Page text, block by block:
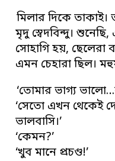
মিলার দিকে
মৃদু স্বেদবিন্দু।
সোহাগি হয়, ছেলেরা
এমন চেহারা ছিল।
‘তোমার ভাগ্য
‘সেতো এখন থেকেই
ভালবাসি।’
‘কেমন?’
‘খুব মানে প্রচণ্ড!’